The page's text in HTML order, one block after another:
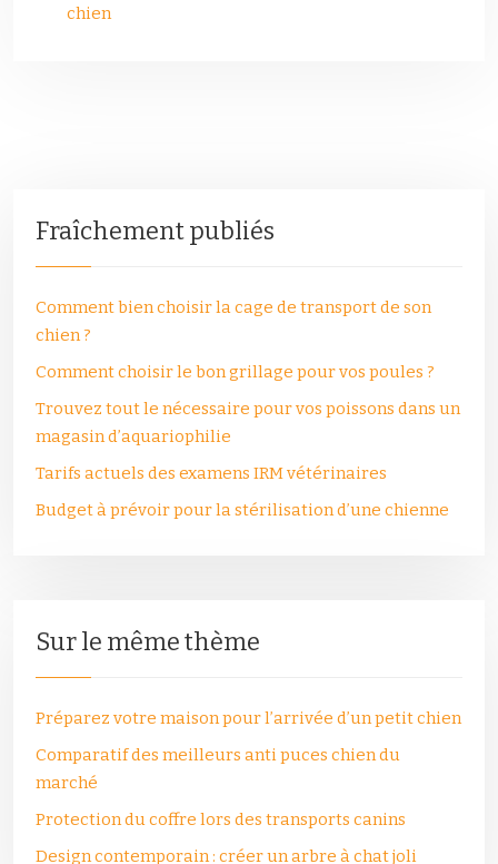
chien
Fraîchement publiés
Comment bien choisir la cage de transport de son
chien ?
Comment choisir le bon grillage pour vos poules ?
Trouvez tout le nécessaire pour vos poissons dans un
magasin d’aquariophilie
Tarifs actuels des examens IRM vétérinaires
Budget à prévoir pour la stérilisation d’une chienne
Sur le même thème
Préparez votre maison pour l’arrivée d’un petit chien
Comparatif des meilleurs anti puces chien du
marché
Protection du coffre lors des transports canins
Design contemporain : créer un arbre à chat joli